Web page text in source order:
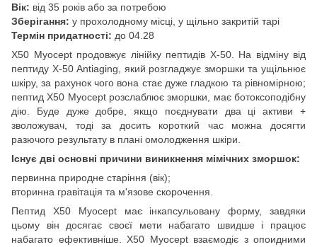
Вік: від 35 років або за потребою
Зберігання: у прохолодному місці, у щільно закритій тарі
Термін придатності: до 04.28
X50 Myocept продовжує лінійку пептидів Х-50. На відміну від
пептиду Х-50 Antiaging, який розгладжує зморшки та ущільнює
шкіру, за рахунок чого вона стає дуже гладкою та рівномірною;
пептид X50 Myocept розслаблює зморшки, має ботоксоподібну
дію. Буде дуже добре, якщо поєднувати два ці активи +
зволожувач, тоді за досить короткий час можна досягти
разючого результату в плані омолодження шкіри.
Існує дві основні причини виникнення мімічних зморшок:
первинна природне старіння (вік);
вторинна гравітація та м'язове скорочення.
Пептид X50 Myocept має інкапсульовану форму, завдяки
цьому він досягає своєї мети набагато швидше і працює
набагато ефективніше. X50 Myocept взаємодіє з опоидними